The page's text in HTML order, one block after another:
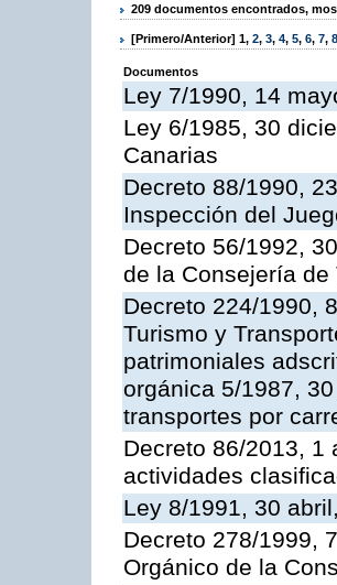
209 documentos encontrados,
[Primero/Anterior] 1, 2, 3, 4, 5, 6, 7, 8
Documentos
Ley 7/1990, 14
Ley 6/1985, 30
Canarias
Decreto 88/1990,
Inspección del
Decreto 56/1992,
de la Consejería
Decreto 224/1990,
Turismo y
patrimoniales
orgánica 5/1987,
transportes por
Decreto 86/2013, 1
actividades
Ley 8/1991, 30
Decreto 278/1999,
Orgánico de la